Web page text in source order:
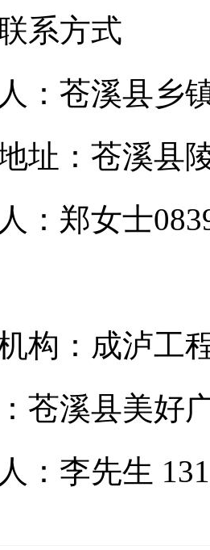
系方式
：苍溪县乡
址：苍溪县
：郑女士
构：成泸工
苍溪县美好
：李先生